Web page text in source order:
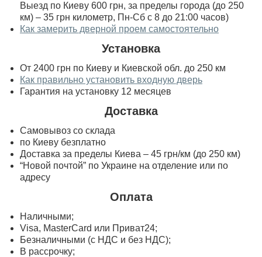
Выезд по Киеву 600 грн, за пределы города (до 250
км) – 35 грн километр, Пн-Сб с 8 до 21:00 часов)
Как замерить дверной проем самостоятельно
Установка
От 2400 грн по Киеву и Киевской обл. до 250 км
Как правильно установить входную дверь
Гарантия на установку 12 месяцев
Доставка
Самовывоз со склада
по Киеву безплатно
Доставка за пределы Киева – 45 грн/км (до 250 км)
“Новой почтой” по Украине на отделение или по
адресу
Оплата
Наличными;
Visa, MasterСard или Приват24;
Безналичными (с НДС и без НДС);
В рассрочку;